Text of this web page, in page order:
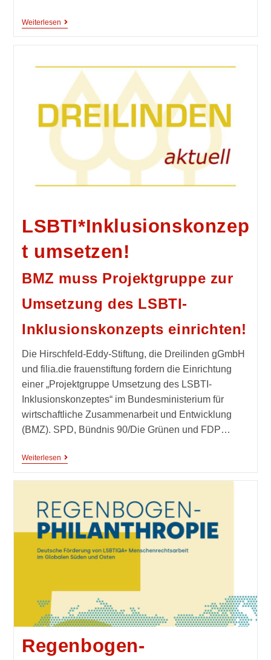
Weiterlesen
LSBTI*Inklusionskonzep
t umsetzen!
BMZ muss Projektgruppe zur
Umsetzung des LSBTI-
Inklusionskonzepts einrichten!
Die Hirschfeld-Eddy-Stiftung, die Dreilinden gGmbH
und filia.die frauenstiftung fordern die Einrichtung
einer „Projektgruppe Umsetzung des LSBTI-
Inklusionskonzeptes“ im Bundesministerium für
wirtschaftliche Zusammenarbeit und Entwicklung
(BMZ). SPD, Bündnis 90/Die Grünen und FDP…
Weiterlesen
Regenbogen-